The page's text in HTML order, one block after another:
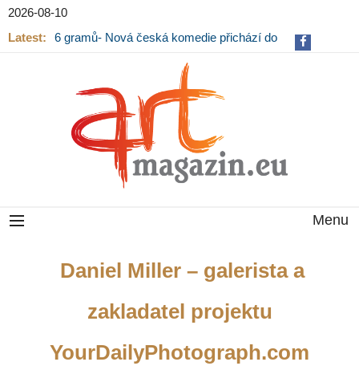
2026-08-10
Latest:
6 gramů- Nová česká komedie přichází do
Menu
Daniel Miller – galerista a
zakladatel projektu
YourDailyPhotograph.com